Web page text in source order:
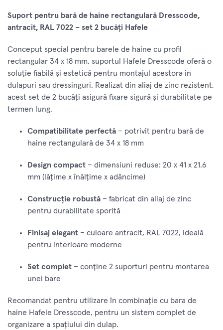
Suport pentru bară de haine rectangulară Dresscode,
antracit, RAL 7022 – set 2 bucăți Hafele
Conceput special pentru barele de haine cu profil
rectangular 34 x 18 mm, suportul Hafele Dresscode oferă o
soluție fiabilă și estetică pentru montajul acestora în
dulapuri sau dressinguri. Realizat din aliaj de zinc rezistent,
acest set de 2 bucăți asigură fixare sigură și durabilitate pe
termen lung.
Compatibilitate perfectă – potrivit pentru bară de
haine rectangulară de 34 x 18 mm
Design compact – dimensiuni reduse: 20 x 41 x 21.6
mm (lățime x înălțime x adâncime)
Construcție robustă – fabricat din aliaj de zinc
pentru durabilitate sporită
Finisaj elegant – culoare antracit, RAL 7022, ideală
pentru interioare moderne
Set complet – conține 2 suporturi pentru montarea
unei bare
Recomandat pentru utilizare în combinație cu bara de
haine Hafele Dresscode, pentru un sistem complet de
organizare a spațiului din dulap.